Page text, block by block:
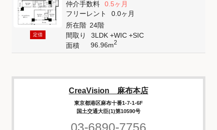
定借
仲介手数料
0.5ヶ月
フリーレント
0.0ヶ月
所在階 24階
間取り
3LDK +WIC +SIC
面積
96.96m2
CreaVision 麻布本店
東京都港区麻布十番1-7-1-6F
国土交通大臣(1)第10590号
03-6890-7756